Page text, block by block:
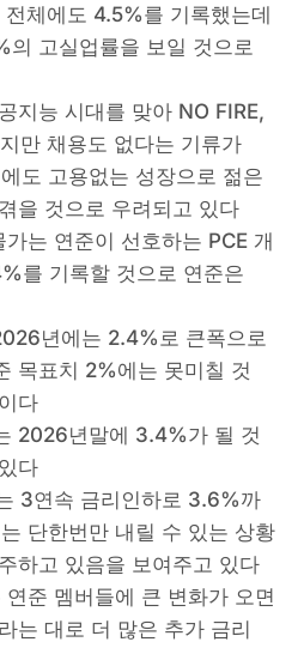
체에도 4.5%를 기록했는데
고실업률을 보일 것으로
지능 시대를 맞아 NO FIRE,
만 채용도 없다는 기류가
도 고용없는 성장으로 젊은
을 것으로 우려되고 있다
는 연준이 선호하는 PCE 개
를 기록할 것으로 연준은
년에는 2.4%로 큰폭으로
목표치 2%에는 못미칠 것
다
2026년말에 3.4%가 될 것
다
3연속 금리인하로 3.6%까
단한번만 내릴 수 있는 상황
하고 있음을 보여주고 있다
준 멤버들에 큰 변화가 오면
는 대로 더 많은 추가 금리